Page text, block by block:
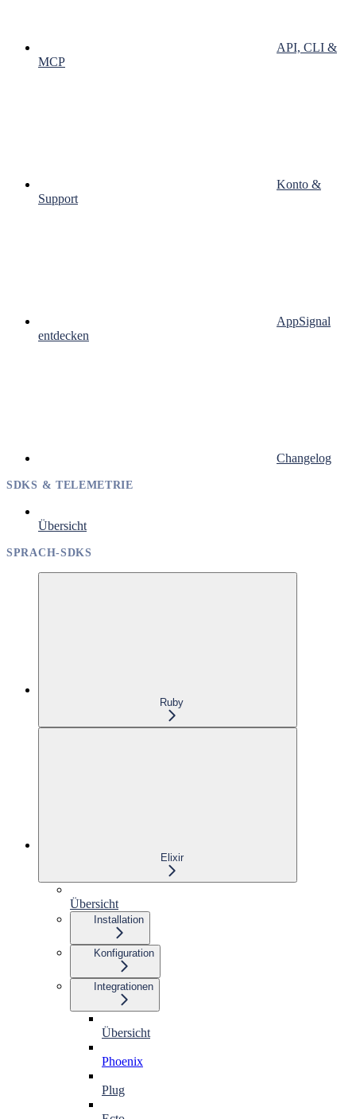
API, CLI &
MCP
Konto &
Support
AppSignal
entdecken
Changelog
SDKS & TELEMETRIE
Übersicht
SPRACH-SDKS
Ruby
Elixir
Übersicht
Installation
Konfiguration
Integrationen
Übersicht
Phoenix
Plug